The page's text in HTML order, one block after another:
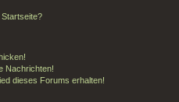
Startseite?
Nachrichten!
dieses Forums erhalten!